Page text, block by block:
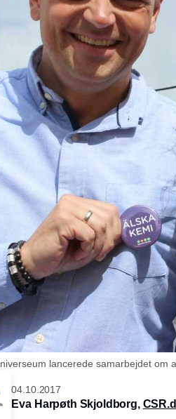
lancerede samarbejdet om
04.10.2017
Eva Harpøth Skjoldborg,